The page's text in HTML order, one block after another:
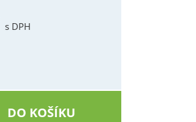
s DPH
DO KOŠÍKU